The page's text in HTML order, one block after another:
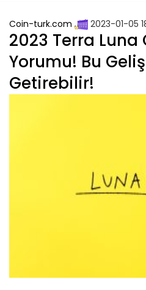
Coin-turk.com 2023-01-05
2023 Terra Luna
Yorumu! Bu
Getirebilir!